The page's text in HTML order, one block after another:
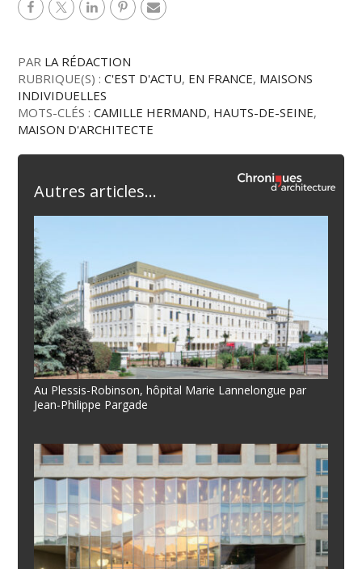
PAR LA RÉDACTION
RUBRIQUE(S) :C'EST D'ACTU, EN FRANCE, MAISONS
INDIVIDUELLES
MOTS-CLÉS :CAMILLE HERMAND, HAUTS-DE-SEINE,
MAISON D'ARCHITECTE
Autres articles...
Au Plessis-Robinson, hôpital Marie Lannelongue par
Jean-Philippe Pargade